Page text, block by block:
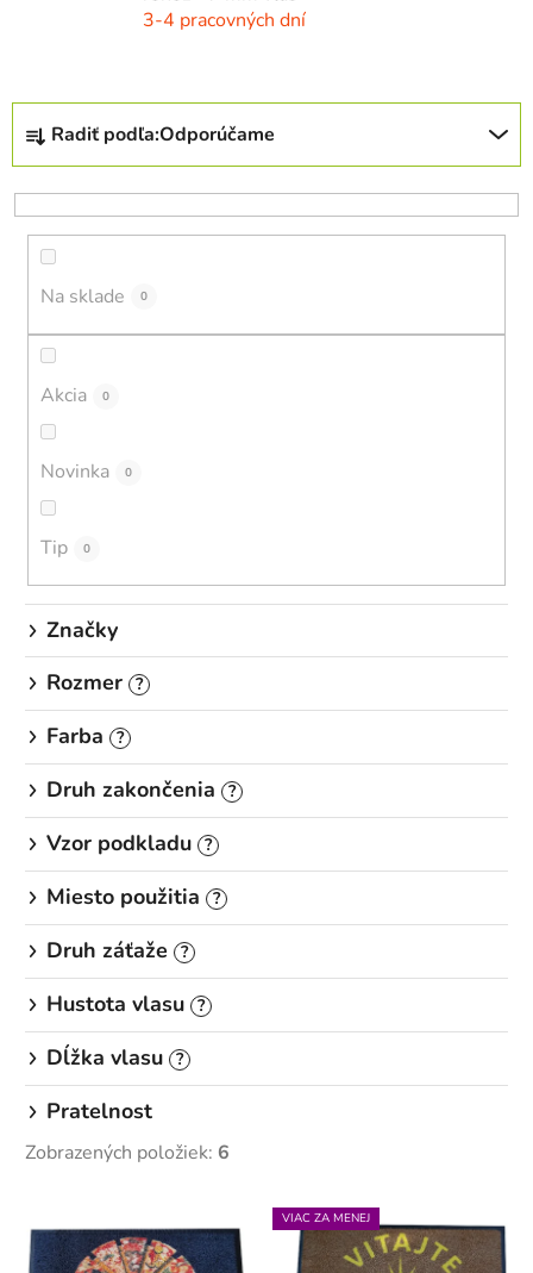
3-4 pracovných dní
d
e
Radiť podľa:Odporúčame
Na sklade 0
Akcia 0
Novinka 0
Tip 0
Značky
Rozmer ?
Farba ?
Druh zakončenia ?
Vzor podkladu ?
Miesto použitia ?
Druh záťaže ?
Hustota vlasu ?
Dĺžka vlasu ?
Pratelnost
Zobrazených položiek: 6
VIAC ZA MENEJ